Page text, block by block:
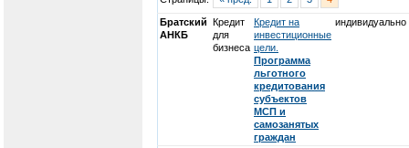
Братский
АНКБ
Кредит
для
бизнеса
Кредит на
инвестиционные
цели.
Программа
льготного
кредитования
субъектов
МСП и
самозанятых
граждан
индивидуально